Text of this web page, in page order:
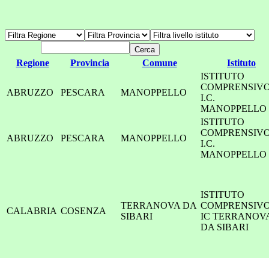
Regione Provincia Comune Istituto
ABRUZZO PESCARA MANOPPELLO
ISTITUTO
I.C.
MANOPPELLO
ABRUZZO PESCARA MANOPPELLO
ISTITUTO
I.C.
MANOPPELLO
CALABRIA COSENZA
TERRANOVA DA
SIBARI
ISTITUTO
IC
DA SIBARI